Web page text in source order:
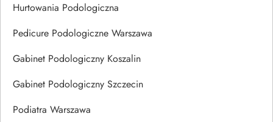
Hurtowania Podologiczna
Pedicure Podologiczne Warszawa
Gabinet Podologiczny Koszalin
Gabinet Podologiczny Szczecin
Podiatra Warszawa